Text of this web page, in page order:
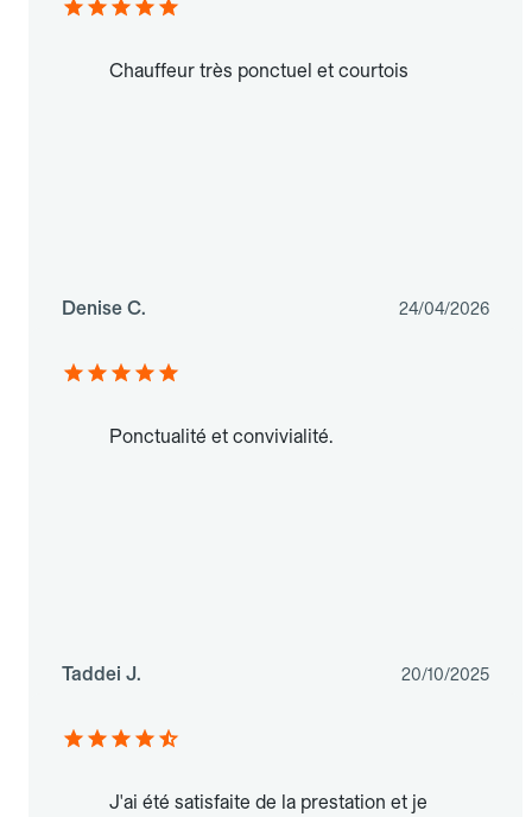
Chauffeur très ponctuel et courtois
Denise C. 24/04/2026
Ponctualité et convivialité.
Taddei J. 20/10/2025
J'ai été satisfaite de la prestation et je